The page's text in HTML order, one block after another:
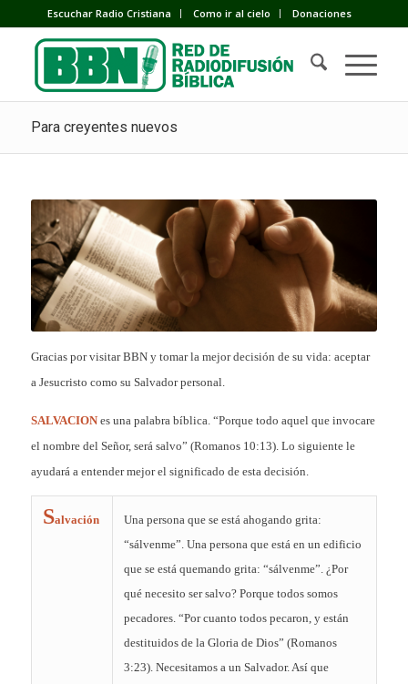
Escuchar Radio Cristiana Como ir al cielo Donaciones
Para creyentes nuevos
Gracias por visitar BBN y tomar la mejor decisión de su vida: aceptar
a Jesucristo como su Salvador personal.
SALVACIONes una palabra bíblica. “Porque todo aquel que invocare
el nombre del Señor, será salvo” (Romanos 10:13). Lo siguiente le
ayudará a entender mejor el significado de esta decisión.
Salvación
Una persona que se está ahogando grita:
“sálvenme”. Una persona que está en un edificio
que se está quemando grita: “sálvenme”. ¿Por
qué necesito ser salvo? Porque todos somos
pecadores. “Por cuanto todos pecaron, y están
destituidos de la Gloria de Dios” (Romanos
3:23). Necesitamos a un Salvador. Así que